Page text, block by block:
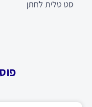
סט טלית לחתן